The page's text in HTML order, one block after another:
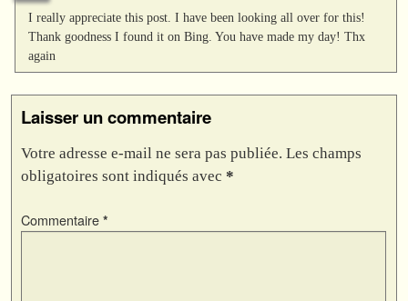
I really appreciate this post. I have been looking all over for this!
Thank goodness I found it on Bing. You have made my day! Thx
again
Laisser un commentaire
Votre adresse e-mail ne sera pas publiée. Les champs
obligatoires sont indiqués avec *
Commentaire *